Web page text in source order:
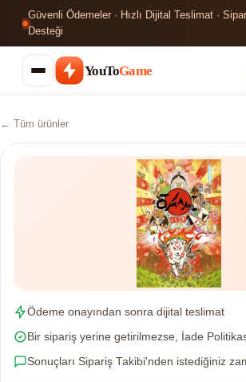
Güvenli Ödemeler · Hızlı Dijital Teslimat ·
Desteği
YouToGame
← Tüm ürünler
Ödeme onayından sonra dijital teslimat
Bir sipariş yerine getirilmezse, İade
Sonuçları Sipariş Takibi'nden istediğiniz